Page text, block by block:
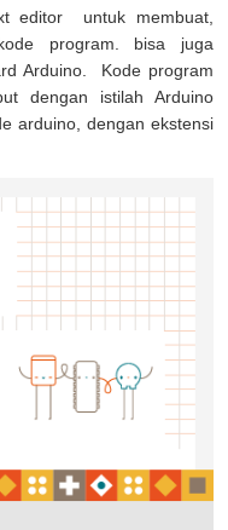
editor untuk membuat,
program. bisa juga
Arduino. Kode program
dengan istilah Arduino
arduino, dengan ekstensi